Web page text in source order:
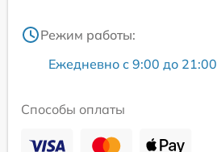
Режим работы:
Ежедневно с 9:00 до 21:00
Способы оплаты